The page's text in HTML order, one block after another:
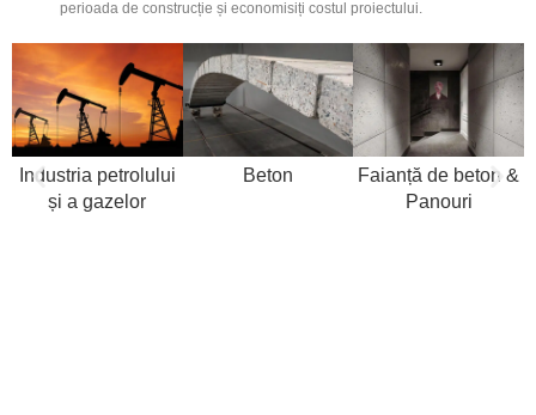
perioada de construcție și economisiți costul proiectului.
Industria petrolului
și a gazelor
Beton
Faianță de beton &
Panouri